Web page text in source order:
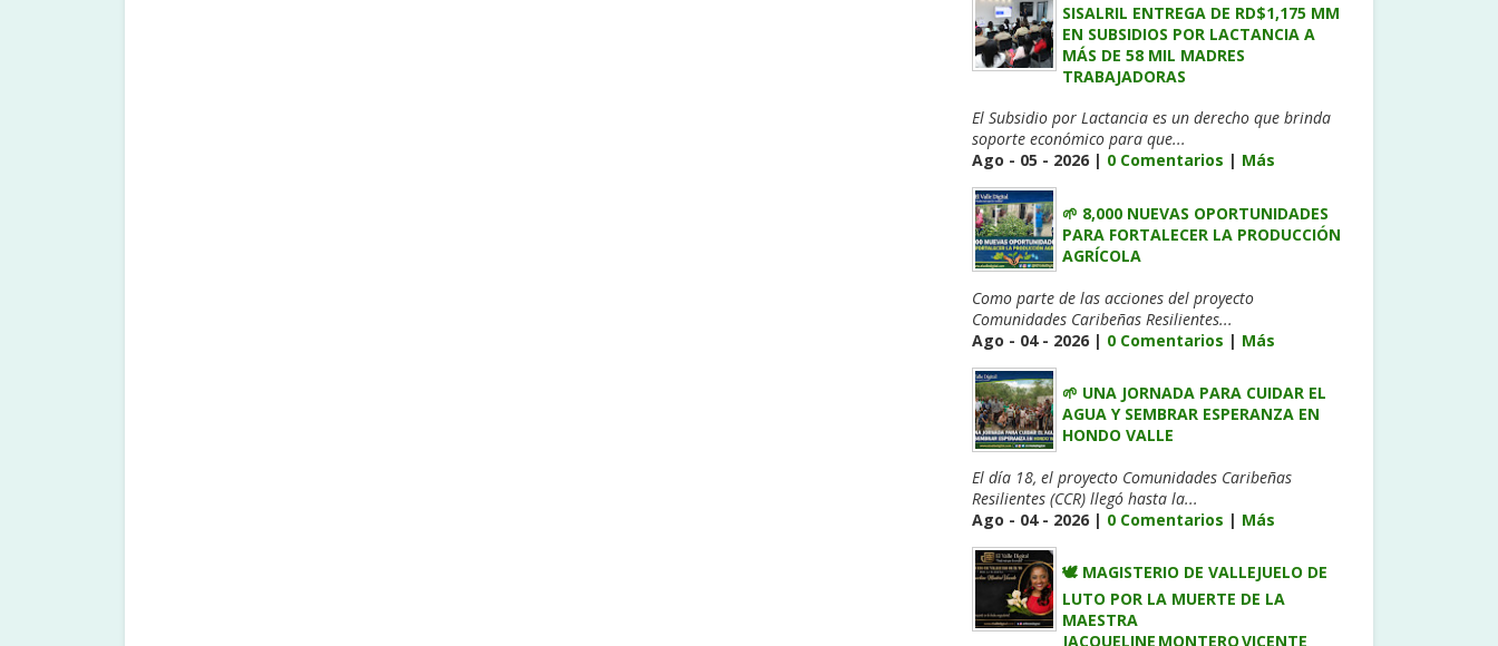
SISALRIL ENTREGA DE RD$1,175 MM
EN SUBSIDIOS POR LACTANCIA A
MÁS DE 58 MIL MADRES
TRABAJADORAS
El Subsidio por Lactancia es un derecho que brinda
soporte económico para que...
Ago - 05 - 2026 | 0 Comentarios | Más
🌱 8,000 NUEVAS OPORTUNIDADES
PARA FORTALECER LA PRODUCCIÓN
AGRÍCOLA
Como parte de las acciones del proyecto
Comunidades Caribeñas Resilientes...
Ago - 04 - 2026 | 0 Comentarios | Más
🌱 UNA JORNADA PARA CUIDAR EL
AGUA Y SEMBRAR ESPERANZA EN
HONDO VALLE
El día 18, el proyecto Comunidades Caribeñas
Resilientes (CCR) llegó hasta la...
Ago - 04 - 2026 | 0 Comentarios | Más
🕊️ MAGISTERIO DE VALLEJUELO DE
LUTO POR LA MUERTE DE LA
MAESTRA
JACQUELINE MONTERO VICENTE